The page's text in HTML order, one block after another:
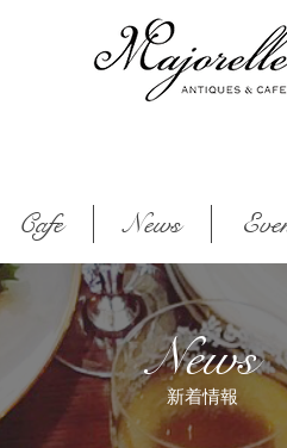
Cafe News
News
新着情報